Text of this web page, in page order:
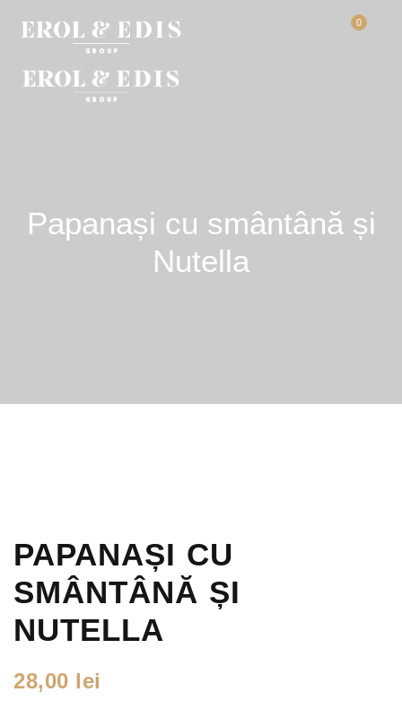
0
Papanași cu smântână și
Nutella
PAPANAȘI CU
SMÂNTÂNĂ ȘI
NUTELLA
28,00 lei